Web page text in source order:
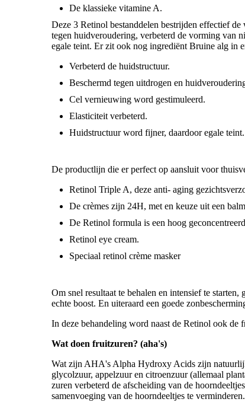
De klassieke vitamine A.
Deze 3 Retinol bestanddelen bestrijden effectief
tegen huidveroudering, verbeterd de vorming van
egale teint. Er zit ook nog ingrediënt Bruine alg in
Verbeterd de huidstructuur.
Beschermd tegen uitdrogen en
Cel vernieuwing word gestimuleerd.
Elasticiteit verbeterd.
Huidstructuur word fijner, daardoor egale teint.
De productlijn die er perfect op aansluit voor
Retinol Triple A, deze anti- aging
De crèmes zijn 24H, met en keuze uit een
De Retinol formula is een hoog
Retinol eye cream.
Speciaal retinol crème masker
Om snel resultaat te behalen en intensief te
echte boost. En uiteraard een goede
In deze behandeling word naast de Retinol ook de
Wat doen fruitzuren? (aha's)
Wat zijn AHA's Alpha Hydroxy Acids zijn
glycolzuur, appelzuur en citroenzuur (allemaal
zuren verbeterd de afscheiding van de
samenvoeging van de hoorndeeltjes te